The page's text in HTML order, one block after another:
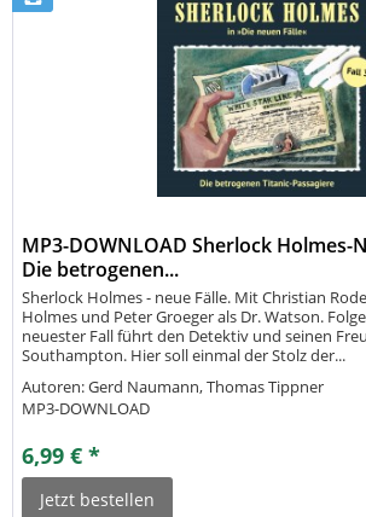
MP3-DOWNLOAD Sherlock Holmes-
Die betrogenen...
Sherlock Holmes - neue Fälle. Mit Christian
Holmes und Peter Groeger als Dr. Watson.
neuester Fall führt den Detektiv und seinen
Southampton. Hier soll einmal der Stolz der...
Autoren: Gerd Naumann, Thomas Tippner
MP3-DOWNLOAD
6,99 € *
Jetzt bestellen